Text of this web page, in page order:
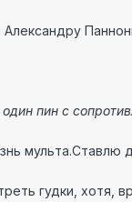
пин с
гудки, хотя,